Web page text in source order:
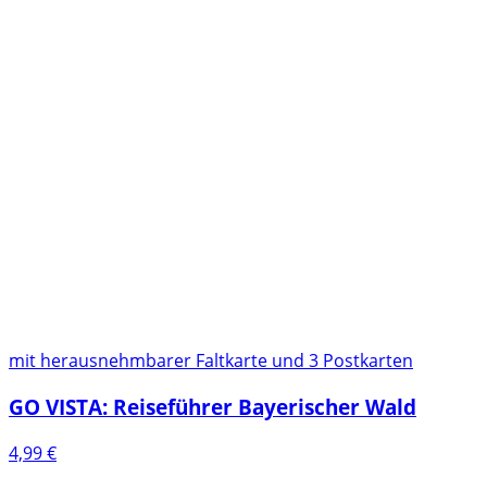
mit herausnehmbarer Faltkarte und 3 Postkarten
GO VISTA: Reiseführer Bayerischer Wald
4,99€